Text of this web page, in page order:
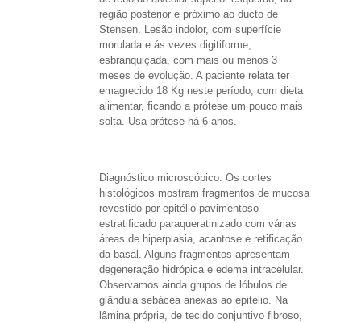
região posterior e próximo ao ducto de
Stensen. Lesão indolor, com superfície
morulada e ás vezes digitiforme,
esbranquiçada, com mais ou menos 3
meses de evolução. A paciente relata ter
emagrecido 18 Kg neste período, com dieta
alimentar, ficando a prótese um pouco mais
solta. Usa prótese há 6 anos.
Diagnóstico microscópico: Os cortes
histológicos mostram fragmentos de mucosa
revestido por epitélio pavimentoso
estratificado paraqueratinizado com várias
áreas de hiperplasia, acantose e retificação
da basal. Alguns fragmentos apresentam
degeneração hidrópica e edema intracelular.
Observamos ainda grupos de lóbulos de
glândula sebácea anexas ao epitélio. Na
lâmina própria, de tecido conjuntivo fibroso,